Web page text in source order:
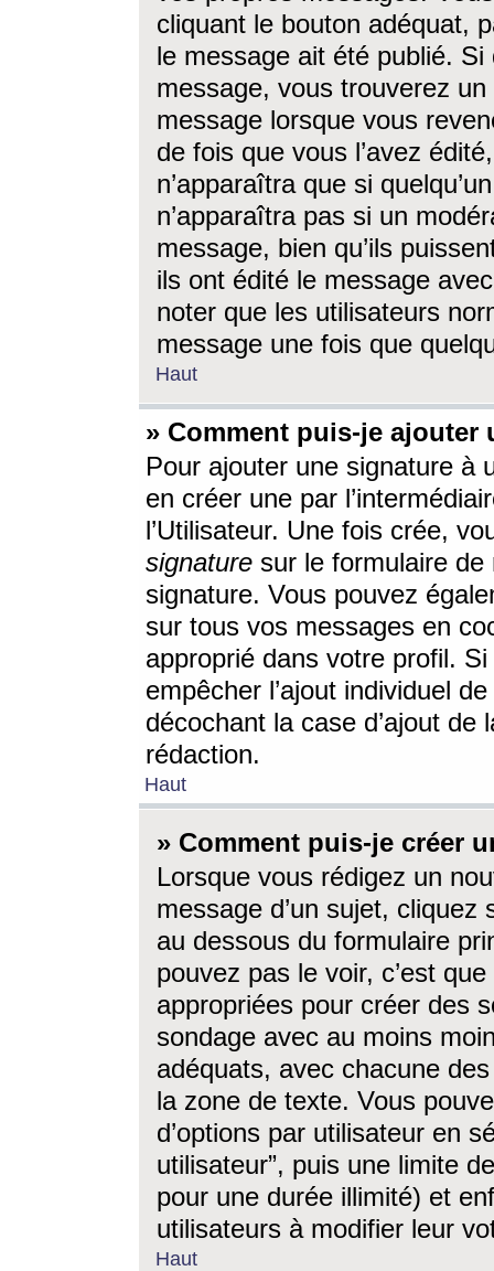
cliquant le bouton adéquat,
le message ait été publié. Si
message, vous trouverez
message lorsque vous
de fois que vous l’avez
n’apparaîtra que si
n’apparaîtra pas si un
message, bien qu’ils
ils ont édité le message
noter que les utilisateurs
message une fois que
Haut
» Comment puis-je ajouter
Pour ajouter une signature à
en créer une par
l’Utilisateur. Une fois crée,
signature sur le formulaire de
signature. Vous pouvez
sur tous vos messages en
approprié dans votre profil.
empêcher l’ajout individuel
décochant la case d’ajout
rédaction.
Haut
» Comment puis-je créer
Lorsque vous rédigez un
message d’un sujet, cliquez
au dessous du formulaire
pouvez pas le voir, c’est
appropriées pour créer des
sondage avec au moins
adéquats, avec chacune
la zone de texte. Vous
d’options par utilisateur en
utilisateur”, puis une limite
pour une durée illimité) et
utilisateurs à modifier leur
Haut